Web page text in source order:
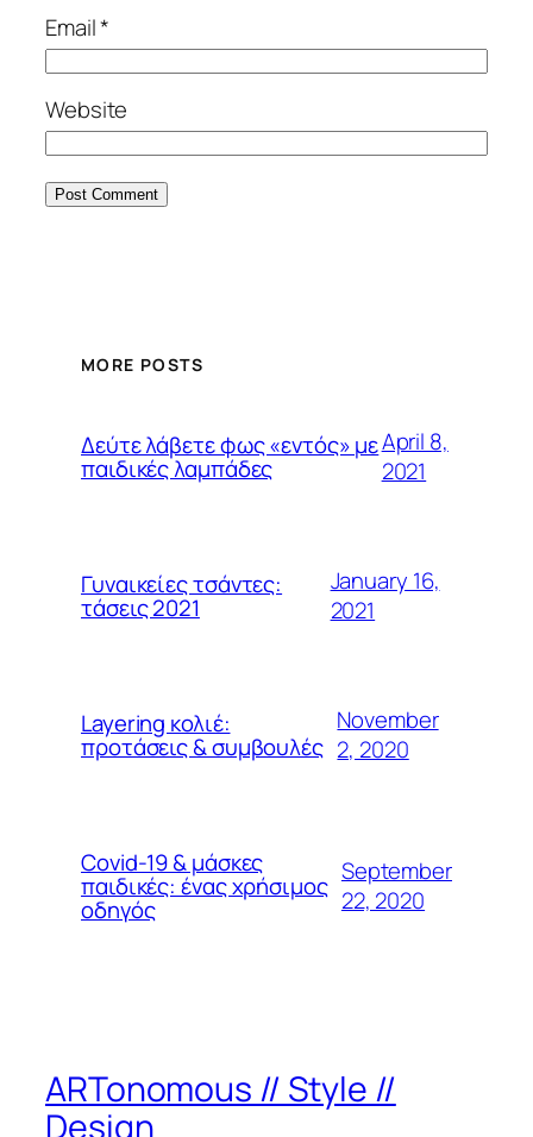
Email*
Website
MORE POSTS
Δεύτε λάβετε φως «εντός» με
παιδικές λαμπάδες
April 8,
2021
Γυναικείες τσάντες:
τάσεις 2021
January 16,
2021
Layering κολιέ:
προτάσεις & συμβουλές
November
2, 2020
Covid-19 & μάσκες
παιδικές: ένας χρήσιμος
οδηγός
September
22, 2020
ARTonomous // Style //
Design